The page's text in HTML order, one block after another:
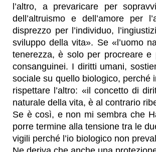
l’altro, a prevaricare per
dell’altruismo e dell’amore per
disprezzo per l’individuo,
sviluppo della vita». Se «l’uomo
tenerezza, è solo per procreare
consanguinei. I diritti umani,
sociale su quello biologico, perché
rispettare l’altro: «il concetto di
naturale della vita, è al contrario
Se è così, e non mi sembra che
porre termine alla tensione tra le
vigili perché l’io biologico non